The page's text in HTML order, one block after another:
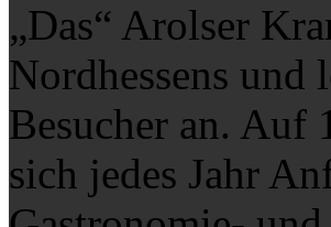
„Das“ Arolser
Nordhessens und
Besucher an. Auf
sich jedes Jahr